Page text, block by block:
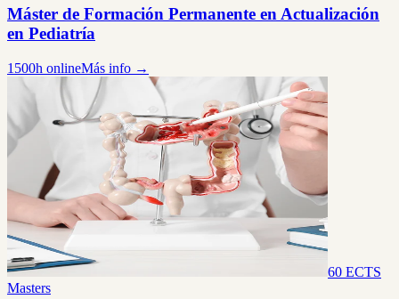
Máster de Formación Permanente en Actualización
en Pediatría
1500h onlineMás info →
60 ECTS
Masters